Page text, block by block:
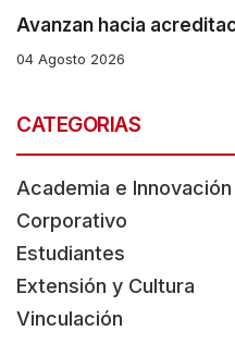
Avanzan hacia
04 Agosto 2026
CATEGORIAS
Academia e Innovación
Corporativo
Estudiantes
Extensión y Cultura
Vinculación